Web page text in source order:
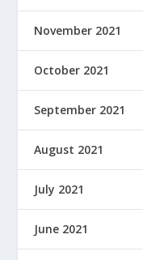
November 2021
October 2021
September 2021
August 2021
July 2021
June 2021